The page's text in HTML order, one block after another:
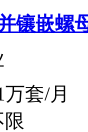
镶嵌螺
套/月